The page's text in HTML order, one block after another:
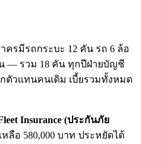
รมีรถกระบะ 12 คัน รถ 6 ล้อ
— รวม 18 คัน ทุกปีฝ่ายบัญชี
วแทนคนเดิม เบี้ยรวมทั้งหมด
Insurance (ประกันภัย
ลือ 580,000 บาท ประหยัดได้